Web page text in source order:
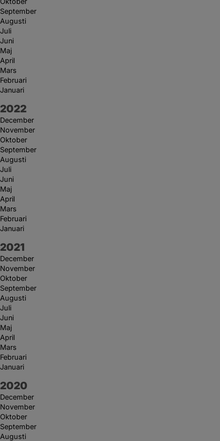
September
Augusti
Juli
Juni
Maj
April
Mars
Februari
Januari
År:
2022
December
November
Oktober
September
Augusti
Juli
Juni
Maj
April
Mars
Februari
Januari
År:
2021
December
November
Oktober
September
Augusti
Juli
Juni
Maj
April
Mars
Februari
Januari
År:
2020
December
November
Oktober
September
Augusti